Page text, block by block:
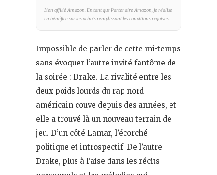
Lien affilié Amazon. En tant que Partenaire Amazon, je réalise
un bénéfice sur les achats remplissant les conditions requises.
Impossible de parler de cette mi-temps
sans évoquer l’autre invité fantôme de
la soirée : Drake. La rivalité entre les
deux poids lourds du rap nord-
américain couve depuis des années, et
elle a trouvé là un nouveau terrain de
jeu. D’un côté Lamar, l’écorché
politique et introspectif. De l’autre
Drake, plus à l’aise dans les récits